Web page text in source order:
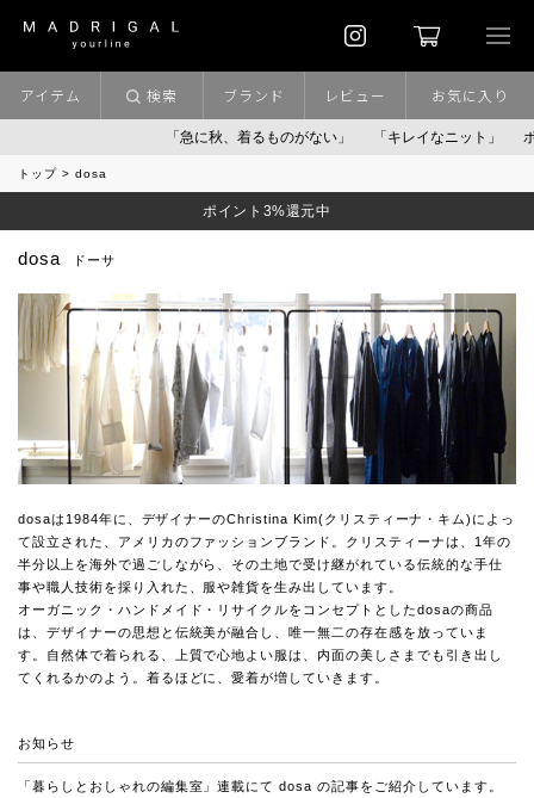
「急に秋、着るものがない」 「キレイなニット」 ポイント9％
アイテム 検索 ブランド レビュー お気に入り
トップ dosa
ポイント3%還元中
dosa ドーサ
dosaは1984年に、デザイナーのChristina Kim(クリスティーナ・キム)によっ
て設立された、アメリカのファッションブランド。クリスティーナは、1年の
半分以上を海外で過ごしながら、その土地で受け継がれている伝統的な手仕
事や職人技術を採り入れた、服や雑貨を生み出しています。
オーガニック・ハンドメイド・リサイクルをコンセプトとしたdosaの商品
は、デザイナーの思想と伝統美が融合し、唯一無二の存在感を放っていま
す。自然体で着られる、上質で心地よい服は、内面の美しさまでも引き出し
てくれるかのよう。着るほどに、愛着が増していきます。
お知らせ
「暮らしとおしゃれの編集室」連載にて dosa の記事をご紹介しています。